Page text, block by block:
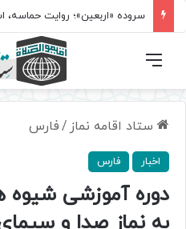
فهرست
ستاد اقامه نماز /فارس
اخبار فارس
دوره آموزشی شیوه
به نماز صدا و